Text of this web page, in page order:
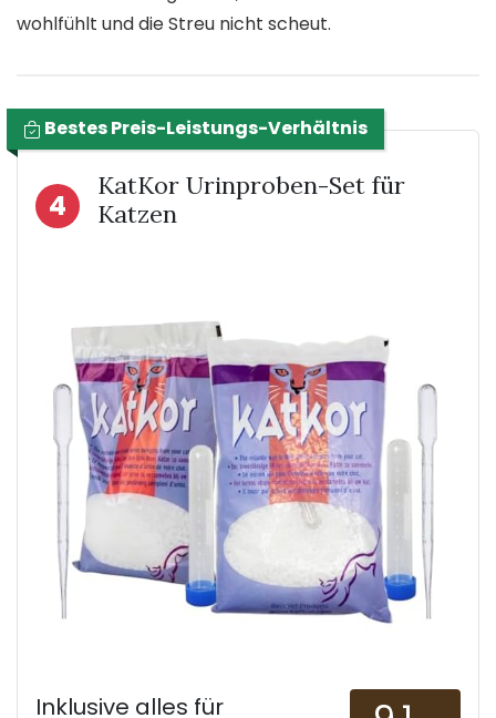
wohlfühlt und die Streu nicht scheut.
Bestes Preis-Leistungs-Verhältnis
4
KatKor Urinproben-Set für
Katzen
Inklusive alles für